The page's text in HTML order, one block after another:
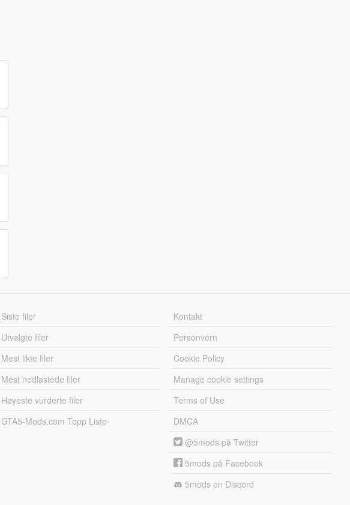
Siste filer
Utvalgte filer
Mest likte filer
Mest nedlastede filer
Høyeste vurderte filer
GTA5-Mods.com Topp Liste
Kontakt
Personvern
Cookie Policy
Manage cookie settings
Terms of Use
DMCA
@5mods på Twitter
5mods på Facebook
5mods on Discord